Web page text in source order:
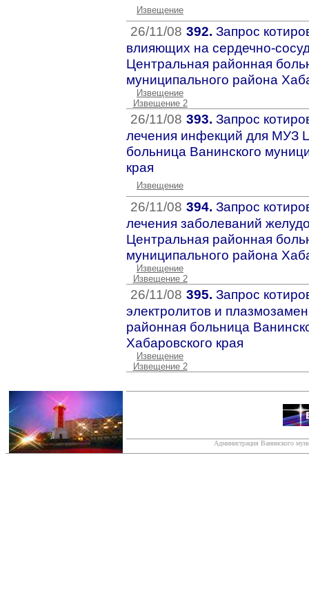
Извещение
26/11/08 392. Запрос
влияющих на сердечно-
Центральная районная
муниципального района
Извещение
Извещение 2
26/11/08 393. Запрос
лечения инфекций для МУЗ
больница Ванинского
края
Извещение
26/11/08 394. Запрос
лечения заболеваний
Центральная районная
муниципального района
Извещение
Извещение 2
26/11/08 395. Запрос
электролитов и
районная больница
Хабаровского края
Извещение
Извещение 2
Администрация Ванинского